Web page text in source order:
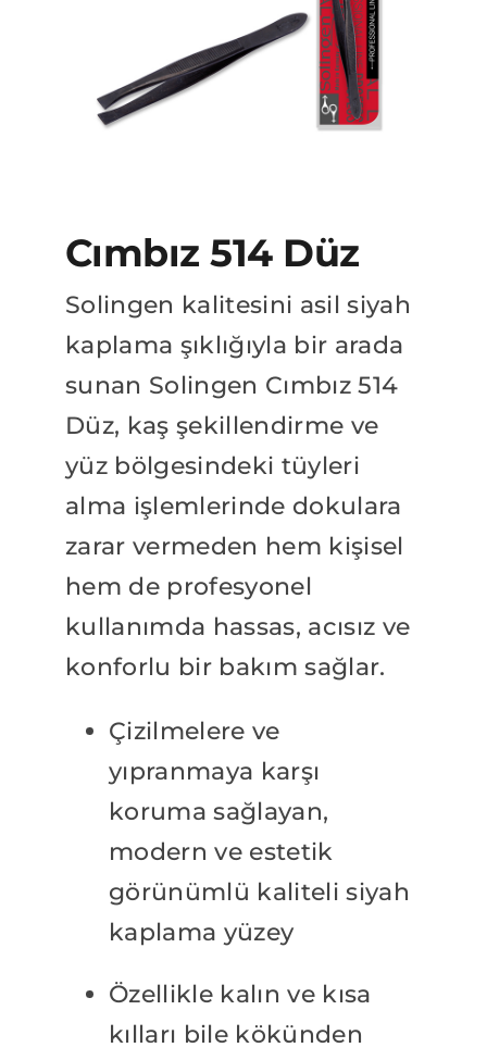
Cımbız 514 Düz
Solingen kalitesini asil siyah
kaplama şıklığıyla bir arada
sunan Solingen Cımbız 514
Düz, kaş şekillendirme ve
yüz bölgesindeki tüyleri
alma işlemlerinde dokulara
zarar vermeden hem kişisel
hem de profesyonel
kullanımda hassas, acısız ve
konforlu bir bakım sağlar.
Çizilmelere ve
yıpranmaya karşı
koruma sağlayan,
modern ve estetik
görünümlü kaliteli siyah
kaplama yüzey
Özellikle kalın ve kısa
kılları bile kökünden